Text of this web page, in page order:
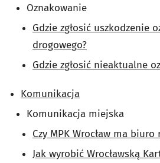
Oznakowanie
Gdzie zgłosić uszkodzenie
drogowego?
Gdzie zgłosić nieaktualne
Komunikacja
Komunikacja miejska
Czy MPK Wrocław ma
Jak wyrobić Wrocławską